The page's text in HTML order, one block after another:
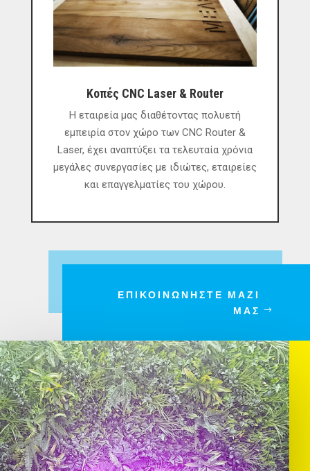
Κοπές CNC Laser & Router
Η εταιρεία μας διαθέτοντας πολυετή
εμπειρία στον χώρο των CNC Router &
Laser, έχει αναπτύξει τα τελευταία χρόνια
μεγάλες συνεργασίες με ιδιώτες, εταιρείες
και επαγγελματίες του χώρου.
ΕΠΙΚΟΙΝΩΝΗΣΤΕ ΜΑΖΙ
ΜΑΣ